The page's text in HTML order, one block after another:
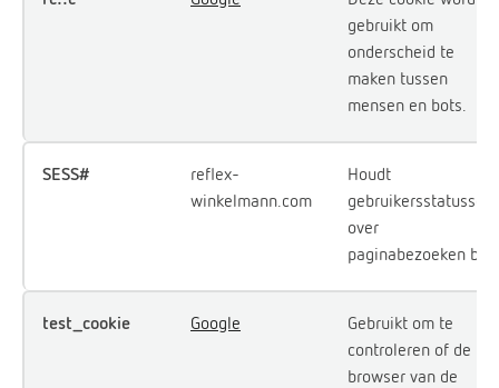
gebruikt om
onderscheid te
maken tussen
mensen en bots.
SESS#
reflex-
winkelmann.com
Houdt
gebruikersstatussen
over
paginabezoeken bij.
test_cookie Google
Gebruikt om te
controleren of de
browser van de